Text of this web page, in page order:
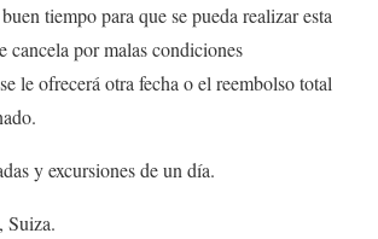
tiempo para que se pueda realizar esta
cancela por malas condiciones
le ofrecerá otra fecha o el reembolso total
y excursiones de un día.
Suiza.